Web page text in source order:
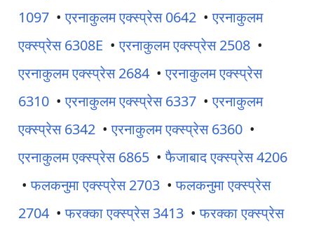
1097 •एरनाकुलम एक्स्प्रेस 0642 •एरनाकुलम
एक्स्प्रेस 6308E •एरनाकुलम एक्स्प्रेस 2508 •
एरनाकुलम एक्स्प्रेस 2684 •एरनाकुलम एक्स्प्रेस
6310 •एरनाकुलम एक्स्प्रेस 6337 •एरनाकुलम
एक्स्प्रेस 6342 •एरनाकुलम एक्स्प्रेस 6360 •
एरनाकुलम एक्स्प्रेस 6865 •फैजाबाद एक्स्प्रेस 4206
•फलकनुमा एक्स्प्रेस 2703 •फलकनुमा एक्स्प्रेस
2704 •फरक्का एक्स्प्रेस 3413 •फरक्का एक्स्प्रेस